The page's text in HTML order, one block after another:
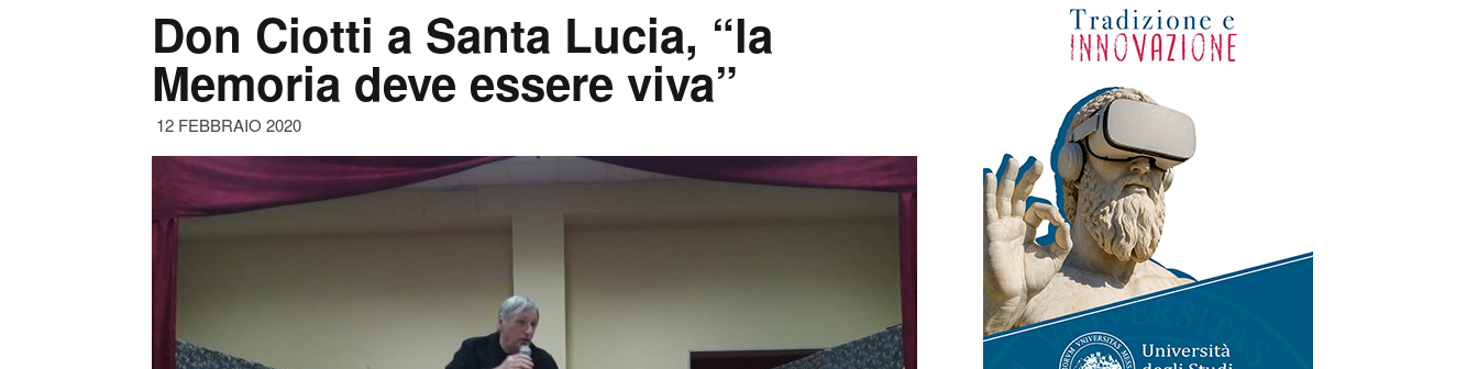
Don Ciotti a Santa Lucia, “la
Memoria deve essere viva”
12 FEBBRAIO 2020